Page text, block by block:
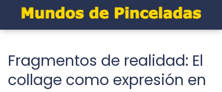
Fragmentos de realidad: El
collage como expresión en